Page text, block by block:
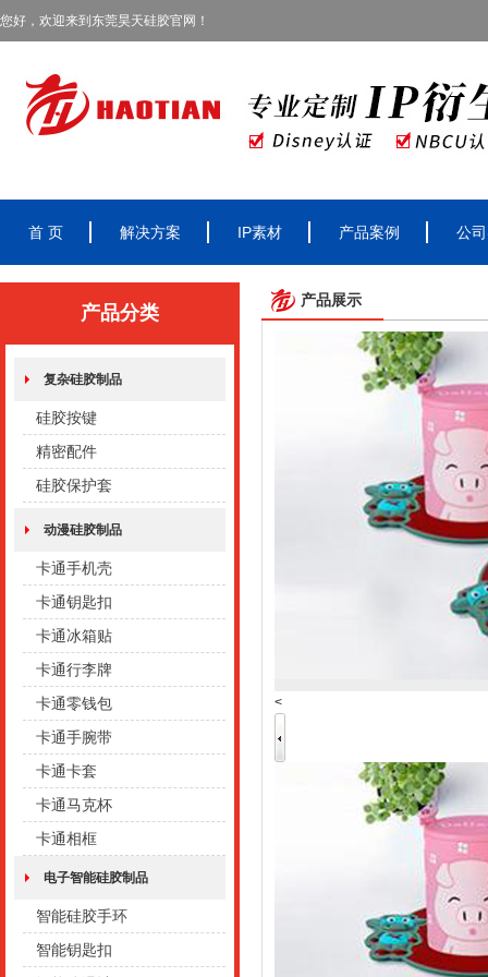
您好，欢迎来到东莞昊天硅胶官网！
首 页 解决方案 IP素材 产品案例 公
产品分类
复杂硅胶制品
硅胶按键
精密配件
硅胶保护套
动漫硅胶制品
卡通手机壳
卡通钥匙扣
卡通冰箱贴
卡通行李牌
卡通零钱包
卡通手腕带
卡通卡套
卡通马克杯
卡通相框
电子智能硅胶制品
智能硅胶手环
智能钥匙扣
产品展示
<